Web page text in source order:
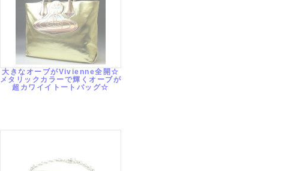
大きなオーブがVivienne全開☆
メタリックカラーで輝くオーブが
超カワイイトートバッグ☆